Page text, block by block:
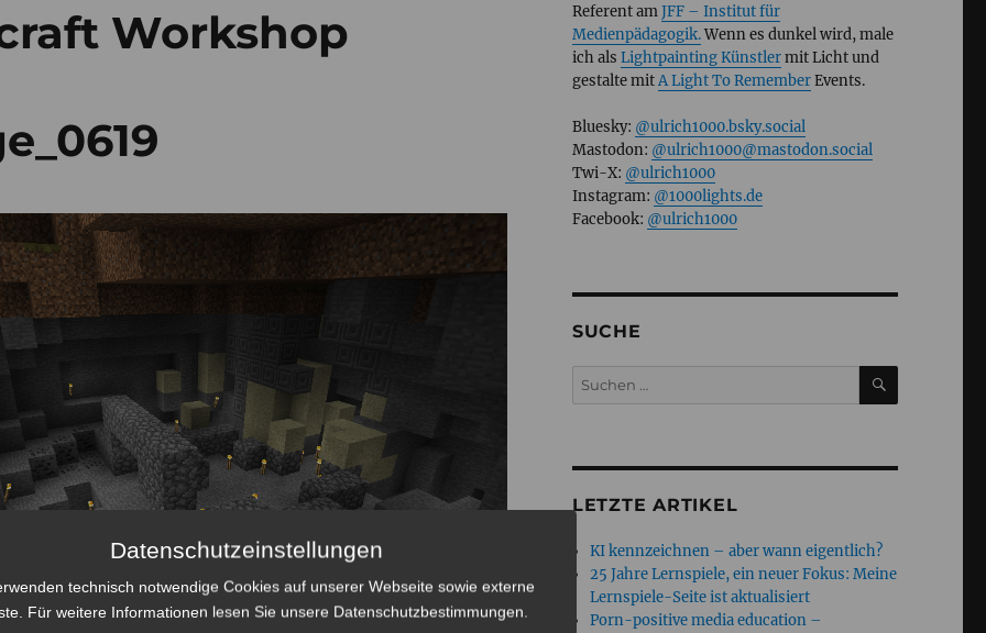
Workshop
Referent amJFF – Institut für
Medienpädagogik.Wenn es dunkel wird, male
ich als Lightpainting Künstlermit Licht und
gestalte mitA Light To RememberEvents.
Bluesky: @ulrich1000.bsky.social
Mastodon: @ulrich1000@mastodon.social
Twi-X: @ulrich1000
Instagram: @1000lights.de
Facebook: @ulrich1000
SUCHE
Suchen
nach:
SUCHEN
LETZTE ARTIKEL
KI kennzeichnen – aber wann eigentlich?
25 Jahre Lernspiele, ein neuer Fokus: Meine
Lernspiele-Seite ist aktualisiert
Porn-positive media education –
Datenschutzeinstellungen
technisch notwendige Cookies auf unserer Webseite sowie externe
Für weitere Informationen lesen Sie unsere Datenschutzbestimmungen.